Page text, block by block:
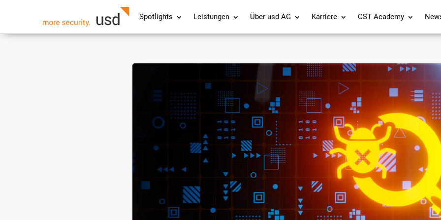
Spotlights Leistungen Über usd AG Karriere CST Academy